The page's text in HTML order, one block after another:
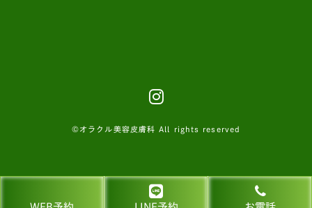
©オラクル美容皮膚科 All rights reserved